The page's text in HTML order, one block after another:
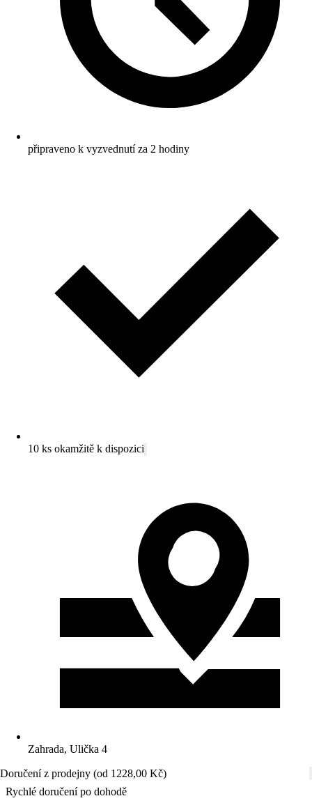
připraveno k vyzvednutí za 2 hodiny
10 ks okamžitě k dispozici
Zahrada, Ulička 4
Doručení z prodejny (od 1228,00 Kč)
Rychlé doručení po dohodě